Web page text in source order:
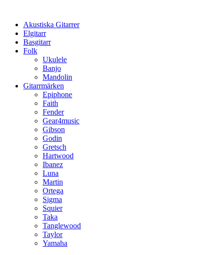
innehållAkustiska Gitarrer
Elgitarr
Basgitarr
Folk
Ukulele
Banjo
Mandolin
Gitarrmärken
Epiphone
Faith
Fender
Gear4music
Gibson
Godin
Gretsch
Hartwood
Ibanez
Luna
Martin
Ortega
Sigma
Squier
Taka
Tanglewood
Taylor
Yamaha